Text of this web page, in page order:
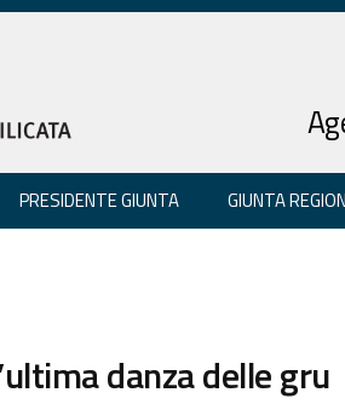
PRESIDENTE GIUNTA GIUNTA
danza delle gru